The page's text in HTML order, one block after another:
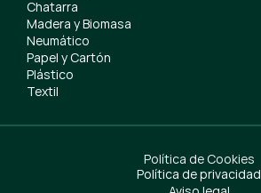
Chatarra
Madera y Biomasa
Neumático
Papel y Cartón
Plástico
Textil
Política de Cookies
Política de privacidad